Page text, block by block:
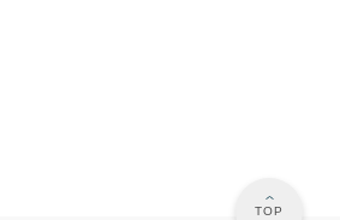
TOP